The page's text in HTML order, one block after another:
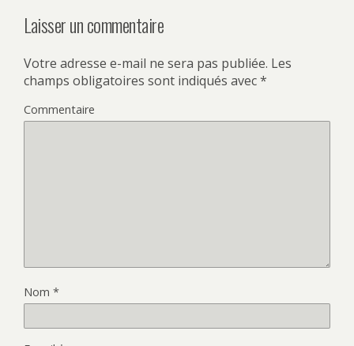
Laisser un commentaire
Votre adresse e-mail ne sera pas publiée. Les
champs obligatoires sont indiqués avec*
Commentaire
Nom *